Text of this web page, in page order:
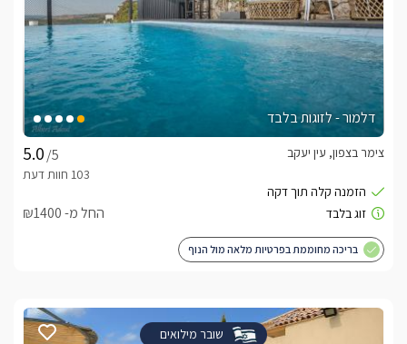
דלמור - לזוגות בלבד
/5
צימר בצפון, עין יעקב
החל מ- ₪1400
בריכה מחוממת בפרטיות מלאה מול הנוף
שובר מילואים